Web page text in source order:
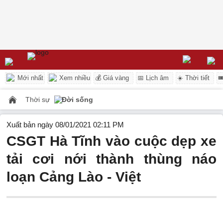
Mới nhất Xem nhiều 💰 Giá vàng 📅 Lịch âm ☀️ Thời tiết
Thời sự Đời sống
Xuất bản ngày 08/01/2021 02:11 PM
CSGT Hà Tĩnh vào cuộc dẹp xe
tải cơi nới thành thùng náo
loạn Cảng Lào - Việt